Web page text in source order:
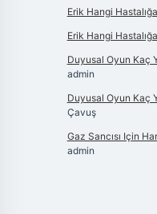
Erik Hangi
Erik Hangi
Duyusal Oyun Kaç
admin
Duyusal Oyun Kaç
Çavuş
Gaz Sancısı Için
admin